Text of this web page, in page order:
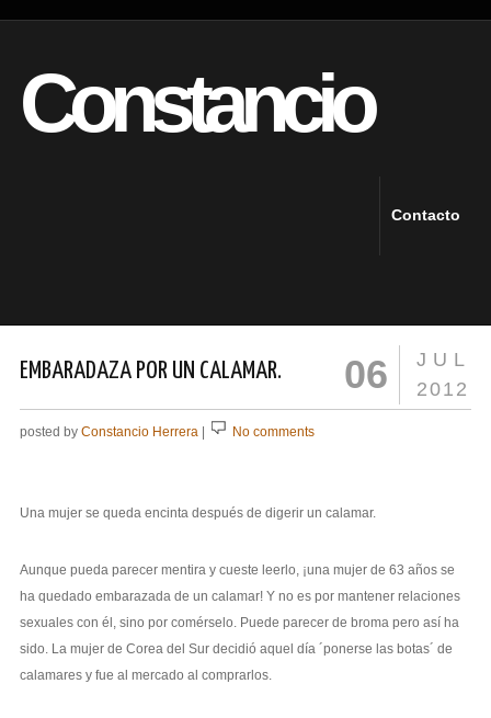
Constancio
Contacto
EMBARADAZA POR UN CALAMAR.
JUL
2012
06
posted by Constancio Herrera | No comments
Una mujer se queda encinta después de digerir un calamar.
Aunque pueda parecer mentira y cueste leerlo, ¡una mujer de 63 años se
ha quedado embarazada de un calamar! Y no es por mantener relaciones
sexuales con él, sino por comérselo. Puede parecer de broma pero así ha
sido. La mujer de Corea del Sur decidió aquel día ´ponerse las botas´ de
calamares y fue al mercado al comprarlos.